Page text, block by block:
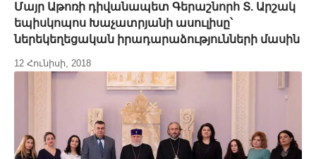
Մայր Աթոռի դիվանապետ Գերաշնորհ Տ. Արշակ
եպիսկոպոս Խաչատրյանի ասուլիսը՝
ներեկեղեցական իրադարաձությունների մասին
12 Հունիսի, 2018